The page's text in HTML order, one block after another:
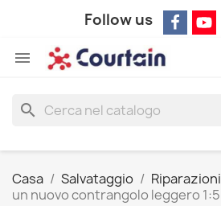
Follow us

search
Casa Salvataggio Riparazioni
un nuovo contrangolo leggero 1:5